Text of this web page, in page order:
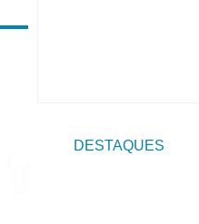
DESTAQUES